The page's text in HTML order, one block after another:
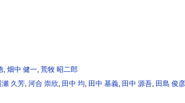
,畑中 健一,荒牧 昭二郎
瀬 久芳,河合 崇欣, 田中 均, 田中 基義, 田中 源吾, 田島 俊彦